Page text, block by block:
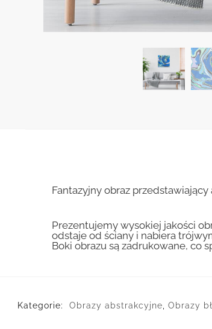
Fantazyjny obraz
Prezentujemy wysokiej jakości
odstaje od ściany i nabiera
Boki obrazu są zadrukowane, co
Kategorie:
Obrazy abstrakcyjne, Obrazy